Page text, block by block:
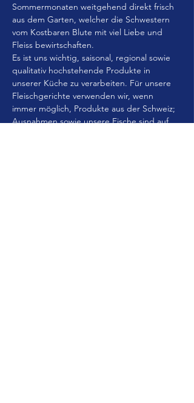
Sommermonaten weitgehend direkt frisch
aus dem Garten, welcher die Schwestern
vom Kostbaren Blute mit viel Liebe und
Fleiss bewirtschaften.
Es ist uns wichtig, saisonal, regional sowie
qualitativ hochstehende Produkte in
unserer Küche zu verarbeiten. Für unsere
Fleischgerichte verwenden wir, wenn
immer möglich, Produkte aus der Schweiz;
Ausnahmen sowie unsere Fische sind auf